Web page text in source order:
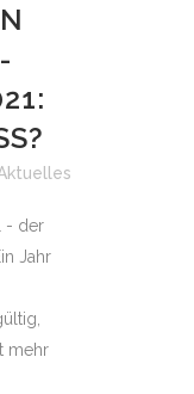
- der
Jahr
mehr